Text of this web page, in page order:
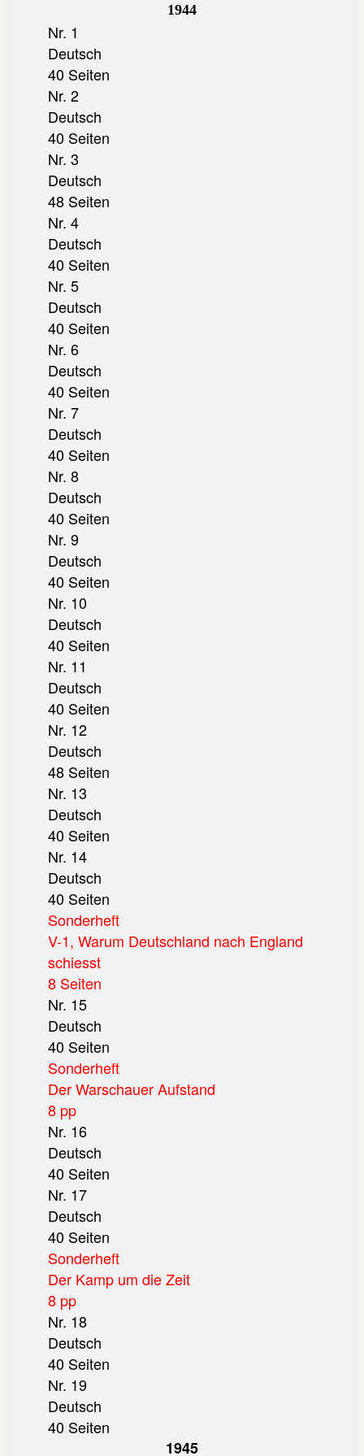
1944
Nr. 1
Deutsch
40 Seiten
Nr. 2
Deutsch
40 Seiten
Nr. 3
Deutsch
48 Seiten
Nr. 4
Deutsch
40 Seiten
Nr. 5
Deutsch
40 Seiten
Nr. 6
Deutsch
40 Seiten
Nr. 7
Deutsch
40 Seiten
Nr. 8
Deutsch
40 Seiten
Nr. 9
Deutsch
40 Seiten
Nr. 10
Deutsch
40 Seiten
Nr. 11
Deutsch
40 Seiten
Nr. 12
Deutsch
48 Seiten
Nr. 13
Deutsch
40 Seiten
Nr. 14
Deutsch
40 Seiten
Sonderheft
V-1, Warum Deutschland nach England
schiesst
8 Seiten
Nr. 15
Deutsch
40 Seiten
Sonderheft
Der Warschauer Aufstand
8 pp
Nr. 16
Deutsch
40 Seiten
Nr. 17
Deutsch
40 Seiten
Sonderheft
Der Kamp um die Zeit
8 pp
Nr. 18
Deutsch
40 Seiten
Nr. 19
Deutsch
40 Seiten
1945